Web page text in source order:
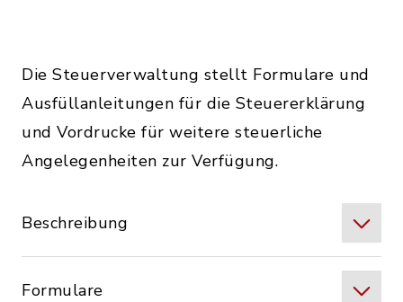
Die Steuerverwaltung stellt Formulare und
Ausfüllanleitungen für die Steuererklärung
und Vordrucke für weitere steuerliche
Angelegenheiten zur Verfügung.
Beschreibung
Formulare